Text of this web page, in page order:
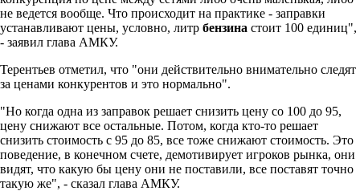
не ведется вообще. Что происходит на практике - заправки
устанавливают цены, условно, литр бензина стоит 100 единиц",
- заявил глава АМКУ.
Терентьев отметил, что "они действительно внимательно следят
за ценами конкурентов и это нормально".
"Но когда одна из заправок решает снизить цену со 100 до 95,
цену снижают все остальные. Потом, когда кто-то решает
снизить стоимость с 95 до 85, все тоже снижают стоимость. Это
поведение, в конечном счете, демотивирует игроков рынка, они
видят, что какую бы цену они не поставили, все поставят точно
такую же", - сказал глава АМКУ.